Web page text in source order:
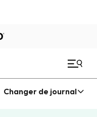
Changer de journal